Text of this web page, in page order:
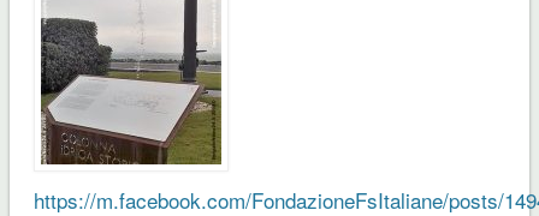
https://m.facebook.com/FondazioneFsItaliane/posts/